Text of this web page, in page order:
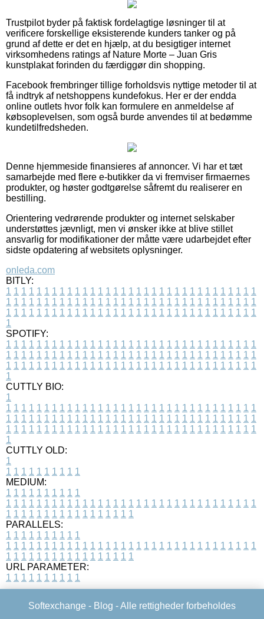
Trustpilot byder på faktisk fordelagtige løsninger til at
verificere forskellige eksisterende kunders tanker og på
grund af dette er det en hjælp, at du besigtiger internet
virksomhedens ratings af Nature Morte – Juan Gris
kunstplakat forinden du færdiggør din shopping.
Facebook frembringer tillige forholdsvis nyttige metoder til at
få indtryk af netshoppens kundefokus. Her er der endda
online outlets hvor folk kan formulere en anmeldelse af
købsoplevelsen, som også burde anvendes til at bedømme
kundetilfredsheden.
Denne hjemmeside finansieres af annoncer. Vi har et tæt
samarbejde med flere e-butikker da vi fremviser firmaernes
produkter, og høster godtgørelse såfremt du realiserer en
bestilling.
Orientering vedrørende produkter og internet selskaber
understøttes jævnligt, men vi ønsker ikke at blive stillet
ansvarlig for modifikationer der måtte være udarbejdet efter
sidste opdatering af websitets oplysninger.
onleda.com
BITLY:
1 1 1 1 1 1 1 1 1 1 1 1 1 1 1 1 1 1 1 1 1 1 1 1 1 1 1 1 1 1 1 1 1
1 1 1 1 1 1 1 1 1 1 1 1 1 1 1 1 1 1 1 1 1 1 1 1 1 1 1 1 1 1 1 1 1
1 1 1 1 1 1 1 1 1 1 1 1 1 1 1 1 1 1 1 1 1 1 1 1 1 1 1 1 1 1 1 1 1
1
SPOTIFY:
1 1 1 1 1 1 1 1 1 1 1 1 1 1 1 1 1 1 1 1 1 1 1 1 1 1 1 1 1 1 1 1 1
1 1 1 1 1 1 1 1 1 1 1 1 1 1 1 1 1 1 1 1 1 1 1 1 1 1 1 1 1 1 1 1 1
1 1 1 1 1 1 1 1 1 1 1 1 1 1 1 1 1 1 1 1 1 1 1 1 1 1 1 1 1 1 1 1 1
1
CUTTLY BIO:
1
1 1 1 1 1 1 1 1 1 1 1 1 1 1 1 1 1 1 1 1 1 1 1 1 1 1 1 1 1 1 1 1 1
1 1 1 1 1 1 1 1 1 1 1 1 1 1 1 1 1 1 1 1 1 1 1 1 1 1 1 1 1 1 1 1 1
1 1 1 1 1 1 1 1 1 1 1 1 1 1 1 1 1 1 1 1 1 1 1 1 1 1 1 1 1 1 1 1 1
1
CUTTLY OLD:
1
1 1 1 1 1 1 1 1 1 1
MEDIUM:
1 1 1 1 1 1 1 1 1 1
1 1 1 1 1 1 1 1 1 1 1 1 1 1 1 1 1 1 1 1 1 1 1 1 1 1 1 1 1 1 1 1 1
1 1 1 1 1 1 1 1 1 1 1 1 1 1 1 1 1
PARALLELS:
1 1 1 1 1 1 1 1 1 1
1 1 1 1 1 1 1 1 1 1 1 1 1 1 1 1 1 1 1 1 1 1 1 1 1 1 1 1 1 1 1 1 1
1 1 1 1 1 1 1 1 1 1 1 1 1 1 1 1 1
URL PARAMETER:
1 1 1 1 1 1 1 1 1 1
Softexchange - Blog - Alle rettigheder forbeholdes